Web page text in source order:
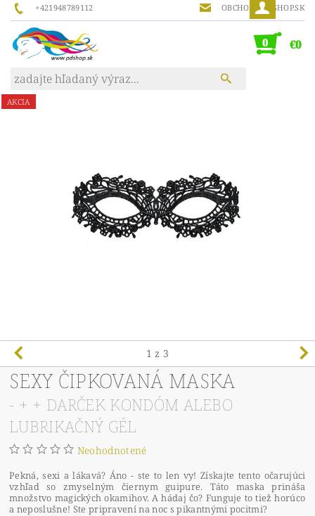
+421948789112 OBCHOD@PDSHOP.SK
0 €0
AKCIA
1 z 3
SEXY ČIPKOVANÁ MASKA
- + + DARČEK KONDÓM ALEBO
LUBRIKAČNÝ GÉL
Neohodnotené
Pekná, sexi a lákavá? Áno - ste to len vy! Získajte tento očarujúci
vzhľad so zmyselným čiernym guipure. Táto maska ​​prináša
množstvo magických okamihov. A hádaj čo? Funguje to tiež horúco
a neposlušne! Ste pripravení na noc s pikantnými pocitmi?